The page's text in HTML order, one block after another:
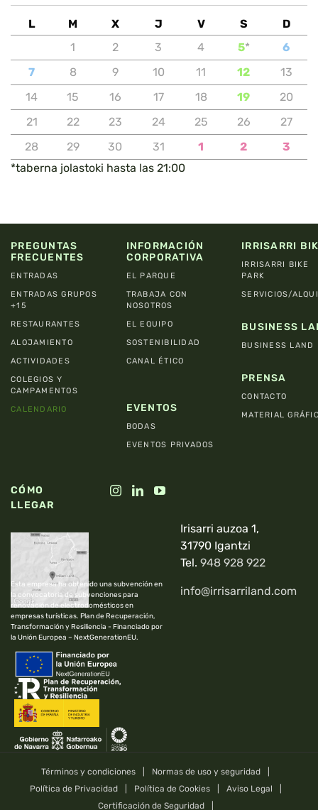
L M X J V S
D
1
2 3 4 5*
6
7
8 9 10 11 12
13
14
15 16 17 18 19
20
21
22 23 24 25 26
27
28
29 30 31 1 2
3
*taberna jolastoki hasta las 21:00
PREGUNTAS
FRECUENTES
ENTRADAS
ENTRADAS GRUPOS
+15
RESTAURANTES
ALOJAMIENTO
ACTIVIDADES
COLEGIOS Y
CAMPAMENTOS
CALENDARIO
INFORMACIÓN
CORPORATIVA
EL PARQUE
TRABAJA CON
NOSOTROS
EL EQUIPO
SOSTENIBILIDAD
CANAL ÉTICO
EVENTOS
BODAS
EVENTOS PRIVADOS
IRRISARRI
IRRISARRI BIKE
PARK
SERVICIOS/
BUSINESS
BUSINESS LAND
PRENSA
CONTACTO
MATERIAL
CÓMO
LLEGAR
Irisarri auzoa 1,
31790 Igantzi
Tel. 948 928 922
info@irrisarriland.com
Esta empresa ha obtenido una subvención en
la convocatoria de subvenciones para
renovación de electrodomésticos en
empresas turísticas. Plan de Recuperación,
Transformación y Resiliencia - Financiado por
la Unión Europea – NextGenerationEU.
Términos y condiciones
Normas de uso y seguridad
Política de Privacidad
Política de Cookies
Aviso Legal
Certificación de Seguridad